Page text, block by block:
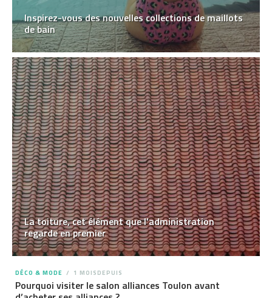
Inspirez-vous des nouvelles collections de maillots
de bain
La toiture, cet élément que l’administration
regarde en premier
DÉCO & MODE 1 MOISDEPUIS
Pourquoi visiter le salon alliances Toulon avant